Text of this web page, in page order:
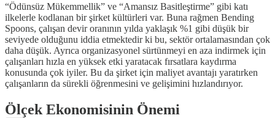
“Ödünsüz Mükemmellik” ve “Amansız Basitleştirme” gibi katı
ilkelerle kodlanan bir şirket kültürleri var. Buna rağmen Bending
Spoons, çalışan devir oranının yılda yaklaşık %1 gibi düşük bir
seviyede olduğunu iddia etmektedir ki bu, sektör ortalamasından çok
daha düşük. Ayrıca organizasyonel sürtünmeyi en aza indirmek için
çalışanları hızla en yüksek etki yaratacak fırsatlara kaydırma
konusunda çok iyiler. Bu da şirket için maliyet avantajı yaratırken
çalışanların da sürekli öğrenmesini ve gelişimini hızlandırıyor.
Ölçek Ekonomisinin Önemi